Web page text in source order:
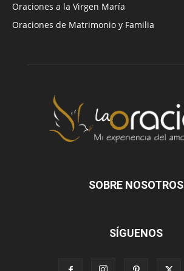
Oraciones a la Virgen María
Oraciones de Matrimonio y Familia
SOBRE NOSOTROS
SÍGUENOS